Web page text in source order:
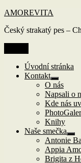
Přejít
obsahu
AMOREVITA
Český strakatý pes –
Úvodní stránka
Kontakt
Zobrazit
položky
O nás
Napsali o
Kde nás
Knihy
Naše smečka
Antonie
Appia
Brigita z